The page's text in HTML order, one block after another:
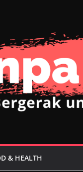
& HEALTH